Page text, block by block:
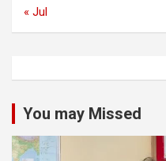
« Jul
You may Missed